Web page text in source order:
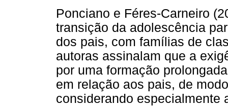
Ponciano e Féres-Carneiro
transição da adolescência
dos pais, com famílias de
autoras assinalam que a
por uma formação
em relação aos pais, de
considerando especialmente